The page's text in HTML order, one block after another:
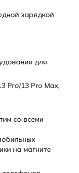
зарядкой
для
Pro/13 Pro Max,
со всеми
на магните